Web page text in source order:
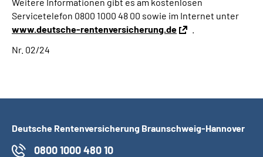
Servicetelefon 0800 1000 48 00 sowie im Internet unter
www.deutsche-rentenversicherung.de
Nr. 02/24
Deutsche Rentenversicherung Braunschweig-Hannover
0800 1000 480 10